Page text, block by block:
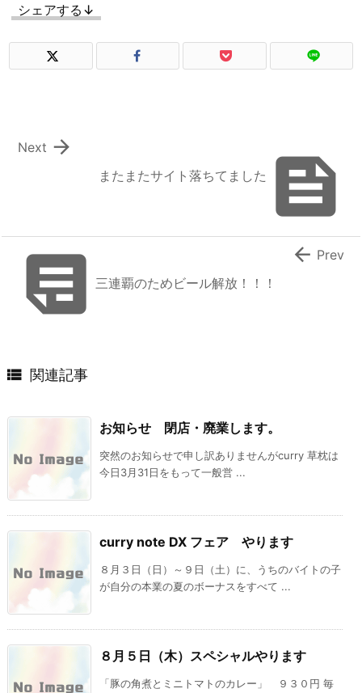
シェアする↓

またまたサイト落ちてました

Next
三連覇のためビール解放！！！
 Prev
 関連記事
お知らせ 閉店・廃業します。
突然のお知らせで申し訳ありませんがcurry 草枕は
今日3月31日をもって一般営 ...
curry note DX フェア やります
８月３日（日）～９日（土）に、うちのバイトの子
が自分の本業の夏のボーナスをすべて ...
８月５日（木）スペシャルやります
「豚の角煮とミニトマトのカレー」 ９３０円 毎